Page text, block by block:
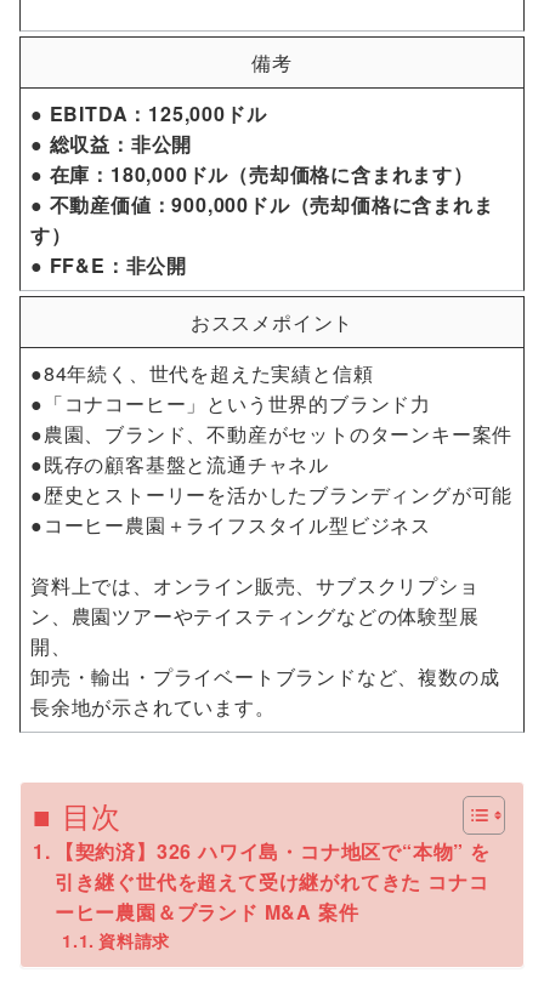
備考
● EBITDA：125,000ドル
● 総収益：非公開
● 在庫：180,000ドル（売却価格に含まれます）
● 不動産価値：900,000ドル（売却価格に含まれま
す）
● FF&E：非公開
おススメポイント
●84年続く、世代を超えた実績と信頼
●「コナコーヒー」という世界的ブランド力
●農園、ブランド、不動産がセットのターンキー案件
●既存の顧客基盤と流通チャネル
●歴史とストーリーを活かしたブランディングが可能
●コーヒー農園＋ライフスタイル型ビジネス
資料上では、オンライン販売、サブスクリプショ
ン、農園ツアーやテイスティングなどの体験型展
開、
卸売・輸出・プライベートブランドなど、複数の成
長余地が示されています。
■ 目次
【契約済】326 ハワイ島・コナ地区で“本物” を
引き継ぐ世代を超えて受け継がれてきた コナコ
ーヒー農園＆ブランド M&A 案件
資料請求